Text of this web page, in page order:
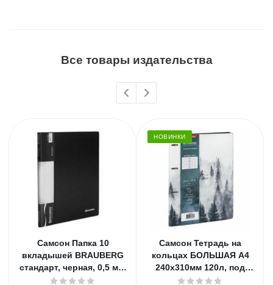
Все товары издательства
Самсон Папка 10
вкладышей BRAUBERG
стандарт, черная, 0,5 мм,
221592
НОВИНКИ
Самсон Тетрадь на
кольцах БОЛЬШАЯ А4
240х310мм 120л, под
кожу, BRAUBERG, 404515